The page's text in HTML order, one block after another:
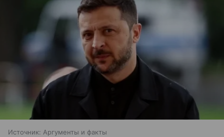
Источник: Аргументы и факты